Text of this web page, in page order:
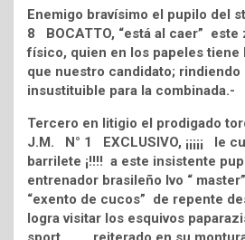
Enemigo bravísimo el pupilo del
8 BOCATTO, “está al caer” este
físico, quien en los papeles tiene
que nuestro candidato; rindiendo
insustituible para la combinada.-
Tercero en litigio el prodigado
J.M. N° 1 EXCLUSIVO, ¡¡¡¡¡ le
barrilete ¡!!!! a este insistente
entrenador brasileño Ivo “
“exento de cucos” de repente
logra visitar los esquivos